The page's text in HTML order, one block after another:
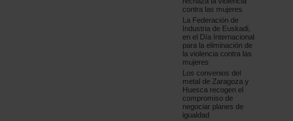
contra las mujeres
La Federación de
Industria de Euskadi,
en el Día Internacional
para la eliminación de
la violencia contra las
mujeres
Los convenios del
metal de Zaragoza y
Huesca recogen el
compromiso de
negociar planes de
igualdad